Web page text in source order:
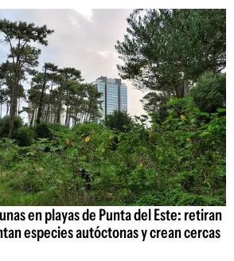
en playas de Punta del Este: retiran
especies autóctonas y crean cercas